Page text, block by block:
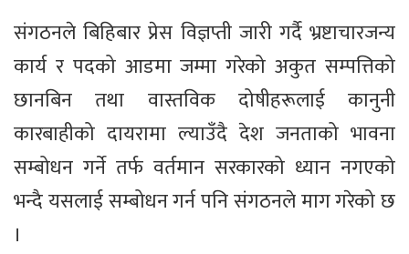
संगठनले बिहिबार प्रेस विज्ञप्ती जारी गर्दै भ्रष्टाचारजन्य
कार्य र पदको आडमा जम्मा गरेको अकुत सम्पत्तिको
छानबिन तथा वास्तविक दोषीहरूलाई कानुनी
कारबाहीको दायरामा ल्याउँदै देश जनताको भावना
सम्बोधन गर्ने तर्फ वर्तमान सरकारको ध्यान नगएको
भन्दै यसलाई सम्बोधन गर्न पनि संगठनले माग गरेको छ
।